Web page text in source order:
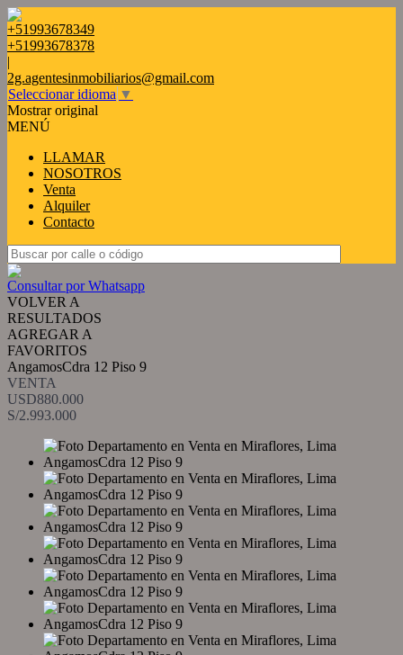
+51993678349
+51993678378
|
2g.agentesinmobiliarios@gmail.com
Seleccionar idioma ▼
Mostrar original
MENÚ
LLAMAR
NOSOTROS
Venta
Alquiler
Contacto
Consultar por Whatsapp
VOLVER A
RESULTADOS
AGREGAR A
FAVORITOS
AngamosCdra 12 Piso 9
VENTA
USD880.000
S/2.993.000